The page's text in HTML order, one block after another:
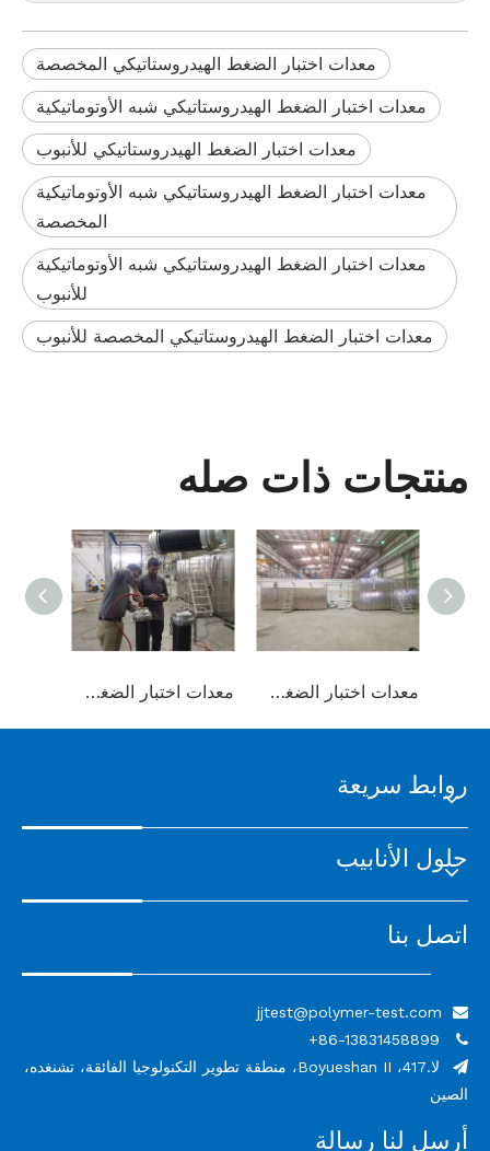
معدات اختبار الضغط الهيدروستاتيكي المخصصة
معدات اختبار الضغط الهيدروستاتيكي شبه الأوتوماتيكية
معدات اختبار الضغط الهيدروستاتيكي للأنبوب
معدات اختبار الضغط الهيدروستاتيكي شبه الأوتوماتيكية
المخصصة
معدات اختبار الضغط الهيدروستاتيكي شبه الأوتوماتيكية
للأنبوب
معدات اختبار الضغط الهيدروستاتيكي المخصصة للأنبوب
منتجات ذات صله
معدات اختبار الضغط العالي الهيدروستاتيكي الكبيرة للأنابيب البلاستيكية معدات اختبار الضغط الهيدروستاتيكي المحمولة مع مضخة يدوية للخرطوم
روابط سريعة
حلول الأنابيب
اتصل بنا

jjtest@polymer-test.com


لا.417، Boyueshan II، منطقة تطوير التكنولوجيا الفائقة، تشنغده،
الصين
أرسل لنا رسالة